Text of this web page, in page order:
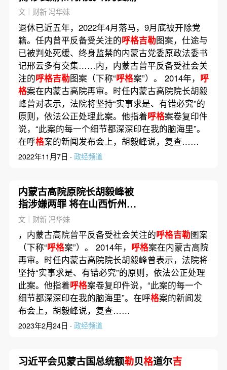
文｜财新 冯华妹
退休已近五年，2022年4月落马，9月底被开除党
籍。任内曾平反备受关注的呼格吉勒图案，仕途与
已被判处死缓、终身监禁的内蒙古党委原政法委书
记邢云多有交集……内，内蒙古曾平反备受社会关
注的呼格吉勒图案（下称“呼格案”）。 2014年， 呼
格案在内蒙古高院再审。时任内蒙古高院院长胡毅
峰曾对表示，法院将坚持“实事求是、有错必究”的
原则，依法公正处理此案。他指着呼格案卷复印件
说，“此案的每一个细节都深深印在我的脑海里”。
在呼格案的新闻发布会上，胡毅峰说，复查……
2022年11月7日 · 政经频道
内蒙古高院原院长胡毅峰被
指涉嫌两罪 将在山西忻州受
审
文｜财新 冯华妹
，内蒙古高院曾平反备受社会关注的呼格吉勒图案
（下称“呼格案”）。 2014年， 呼格案在内蒙古高院
再审。时任内蒙古高院院长胡毅峰曾表示，法院将
坚持“实事求是、有错必究”的原则，依法公正处理
此案。他指着呼格案卷复印件说，“此案的每一个
细节都深深印在我的脑海里”。在呼格案的新闻发
布会上，胡毅峰说，复查……
2023年2月24日 · 政经频道
习近平会见蒙古国总统额勒贝格道尔吉